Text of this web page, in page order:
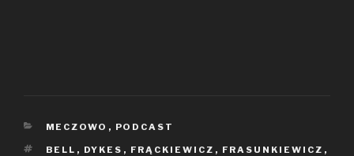
KATEGORIE
MECZOWO , PODCAST
TAGI
BELL , DYKES , FRĄCKIEWICZ , FRASUNKIEWICZ ,